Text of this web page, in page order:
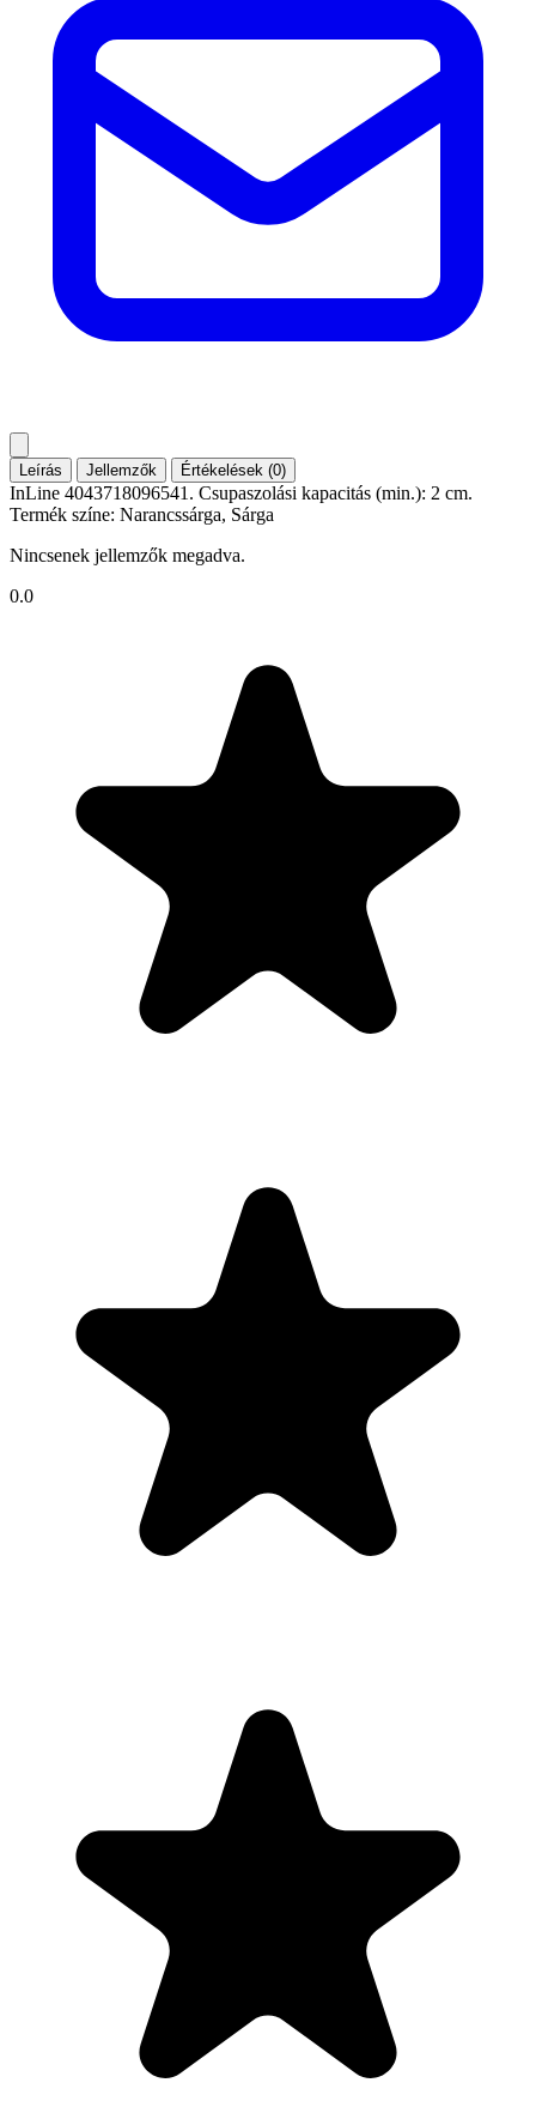
Leírás Jellemzők Értékelések (0)
InLine 4043718096541. Csupaszolási kapacitás (min.): 2 cm.
Termék színe: Narancssárga, Sárga
Nincsenek jellemzők megadva.
0.0